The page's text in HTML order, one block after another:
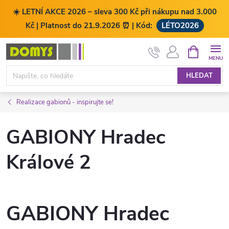
☀️ LETNÍ AKCE 2026 – sleva 300 Kč při nákupu nad 3.000
Kč | Platnost do 21.9.2026 ⏰ | Kód:
LÉTO2026
Přejít
obsah
HLEDAT
NÁKUPNÍ
KOŠÍK
Realizace gabionů - inspirujte se!
GABIONY Hradec
Králové 2
GABIONY Hradec